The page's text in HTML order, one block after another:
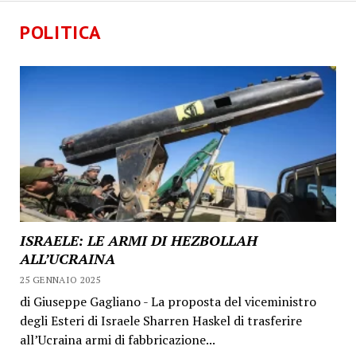
POLITICA
ISRAELE: LE ARMI DI HEZBOLLAH
ALL’UCRAINA
25 GENNAIO 2025
di Giuseppe Gagliano - La proposta del viceministro
degli Esteri di Israele Sharren Haskel di trasferire
all’Ucraina armi di fabbricazione...